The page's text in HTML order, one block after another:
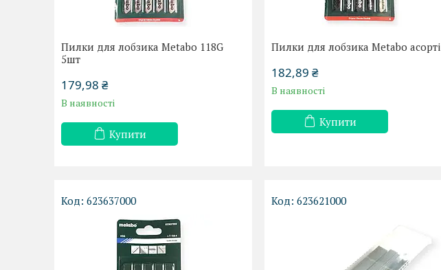
Пилки для лобзика Metabo 118G
5шт
179,98 ₴
В наявності
Купити
Пилки для лобзика Metabo асорті
182,89 ₴
В наявності
Купити
623637000 623621000